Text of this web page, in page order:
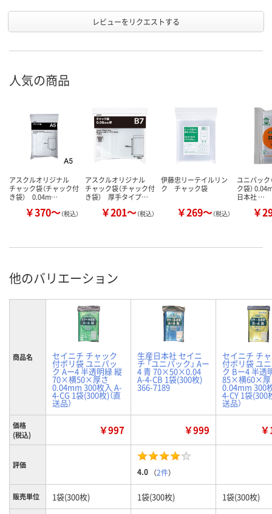
レビューをリクエストする
人気の商品
アスクルオリジナル
チャック袋（チャック付
き袋） 0.04m…
￥370～（税込）
アスクルオリジナル
チャック袋（チャック付
き袋） 厚手タイプ…
￥201～（税込）
伊藤忠リーテイルリン
ク チャック袋
￥269～（税込）
ユニパック
ク袋）
日本社 …
￥
他のバリエーション
商品名 セイニチ チャック
付ポリ袋 ユニパッ
ク Aー4 半透明緑 縦
70×横50×厚さ
0.04mm 300枚入 A-
4-CG 1袋(300枚)（直
送品）
生産日本社 セイニ
チ 「ユニパック」 Aー
4 青 70×50×0.04
A-4-CB 1袋(300枚)
366-7189
セイニチ チ
付ポリ袋 ユ
ク Bー4 半透
85×横60×厚
0.04mm 300
4-CY 1袋(300
送品）
価格
(税込)
￥997 ￥999
評価
4.0 （2件）
販売単位 1袋(300枚) 1袋(300枚) 1袋(300枚)